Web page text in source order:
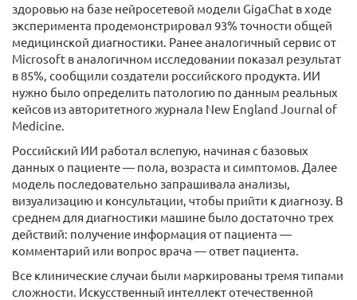
здоровью на базе нейросетевой модели GigaChat в ходе
эксперимента продемонстрировал 93% точности общей
медицинской диагностики. Ранее аналогичный сервис от
Microsoft в аналогичном исследовании показал результат
в 85%, сообщили создатели российского продукта. ИИ
нужно было определить патологию по данным реальных
кейсов из авторитетного журнала New England Journal of
Medicine.
Российский ИИ работал вслепую, начиная с базовых
данных о пациенте — пола, возраста и симптомов. Далее
модель последовательно запрашивала анализы,
визуализацию и консультации, чтобы прийти к диагнозу. В
среднем для диагностики машине было достаточно трех
действий: получение информация от пациента —
комментарий или вопрос врача — ответ пациента.
Все клинические случаи были маркированы тремя типами
сложности. Искусственный интеллект отечественной